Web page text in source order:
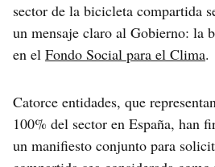
sector de la bicicleta compartida
un mensaje claro al Gobierno: la
en el Fondo Social para el Clima.
Catorce entidades, que
100% del sector en España, han
un manifiesto conjunto para